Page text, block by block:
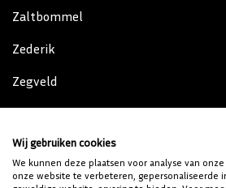
Zaltbommel
Zederik
Zegveld
Zeist
Zijderveld
Zoelen
Wij gebruiken cookies
We kunnen deze plaatsen voor analyse van
onze website te verbeteren, gepersonaliseerde